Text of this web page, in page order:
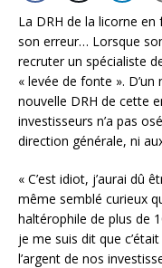
La DRH de la licorne
son erreur… Lorsque
recruter un spécialiste
« levée de fonte ».
nouvelle DRH de cette
investisseurs n’a pas
direction générale, ni
« C’est idiot, j’aurai dû
même semblé curieux
haltérophile de plus de
je me suis dit que
l’argent de nos